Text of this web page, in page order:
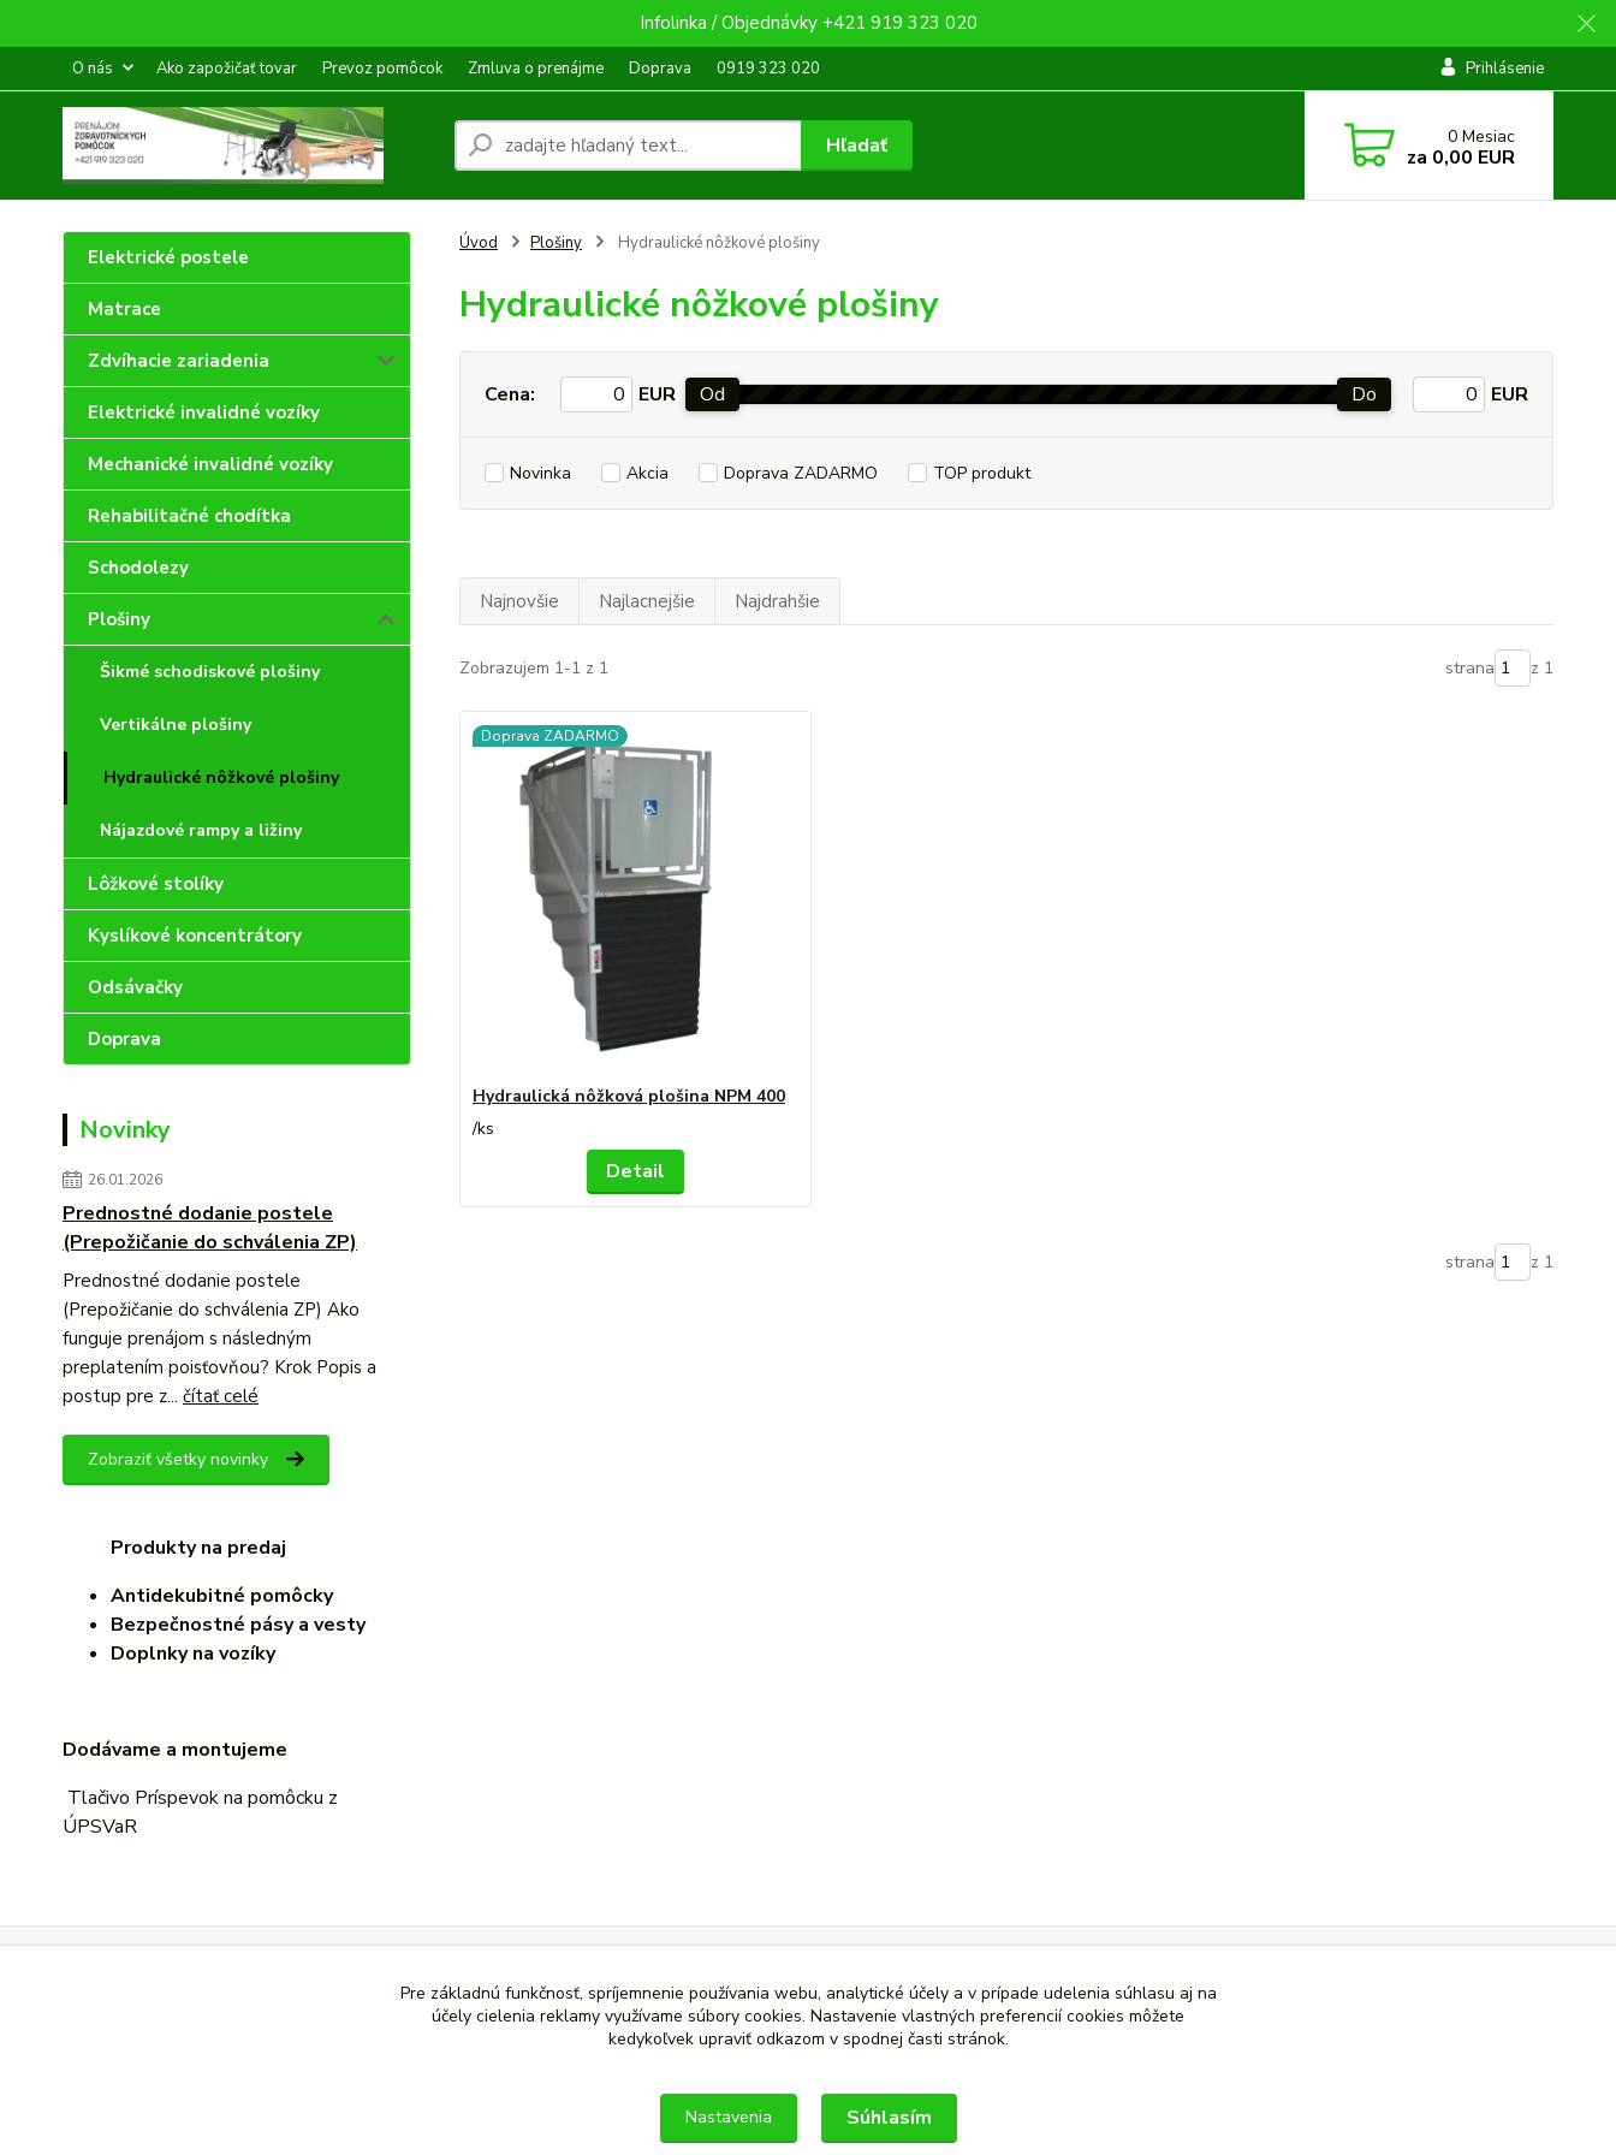
Infolinka / Objednávky +421 919 323 020
O nás Ako zapožičať tovar Prevoz pomôcok Zmluva o prenájme Doprava 0919 323 020 Prihlásenie
Hľadať 0 Mesiac
za 0,00 EUR
Elektrické postele
Matrace
Zdvíhacie zariadenia
Elektrické invalidné vozíky
Mechanické invalidné vozíky
Rehabilitačné chodítka
Schodolezy
Plošiny
Šikmé schodiskové plošiny
Vertikálne plošiny
Hydraulické nôžkové plošiny
Nájazdové rampy a ližiny
Lôžkové stolíky
Kyslíkové koncentrátory
Odsávačky
Doprava
Novinky
26.01.2026
Prednostné dodanie postele
(Prepožičanie do schválenia ZP)
Prednostné dodanie postele
(Prepožičanie do schválenia ZP) Ako
funguje prenájom s následným
preplatením poisťovňou? Krok Popis a
postup pre z... čítať celé
Zobraziť všetky novinky
Produkty na predaj
Antidekubitné pomôcky
Bezpečnostné pásy a vesty
Doplnky na vozíky
Dodávame a montujeme
Tlačivo Príspevok na pomôcku z
ÚPSVaR
Úvod Plošiny Hydraulické nôžkové plošiny
Hydraulické nôžkové plošiny
Cena: EUR Od Do EUR
Novinka Akcia Doprava ZADARMO TOP produkt
Najnovšie Najlacnejšie Najdrahšie
Zobrazujem 1-1 z 1 strana z 1
Doprava ZADARMO
Hydraulická nôžková plošina NPM 400
/ks
Detail
strana z 1
Pre základnú funkčnosť, spríjemnenie používania webu, analytické účely a v prípade udelenia súhlasu aj na
účely cielenia reklamy využívame súbory cookies. Nastavenie vlastných preferencií cookies môžete
kedykoľvek upraviť odkazom v spodnej časti stránok.
Nastavenia Súhlasím